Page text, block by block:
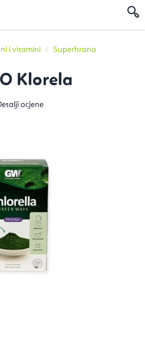
i vitamini Superhrana
Klorela
ocjene